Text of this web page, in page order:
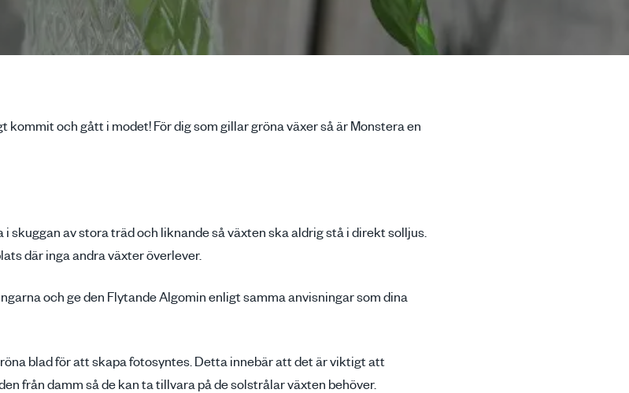
kommit och gått i modet! För dig som gillar gröna växer så är Monstera en
i skuggan av stora träd och liknande så växten ska aldrig stå i direkt solljus.
där inga andra växter överlever.
och ge den Flytande Algomin enligt samma anvisningar som dina
blad för att skapa fotosyntes. Detta innebär att det är viktigt att
från damm så de kan ta tillvara på de solstrålar växten behöver.